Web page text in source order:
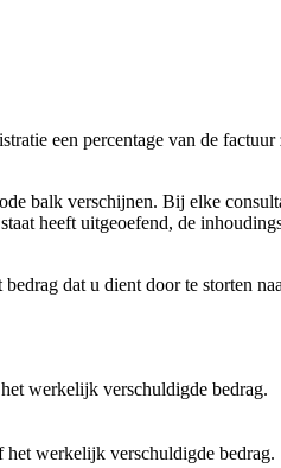
een percentage van de factuur
balk verschijnen. Bij elke
heeft uitgeoefend, de
dat u dient door te storten
werkelijk verschuldigde bedrag.
het werkelijk verschuldigde bedrag.